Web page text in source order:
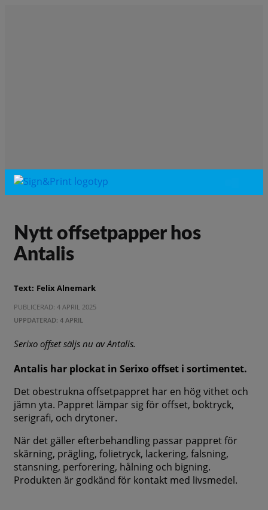
Nytt offsetpapper hos
Antalis
Text: Felix Alnemark
PUBLICERAD: 4 APRIL 2025
UPPDATERAD: 4 APRIL
Serixo offset säljs nu av Antalis.
Antalis har plockat in Serixo offset i sortimentet.
Det obestrukna offsetpappret har en hög vithet och
jämn yta. Pappret lämpar sig för offset, boktryck,
serigrafi, och drytoner.
När det gäller efterbehandling passar pappret för
skärning, prägling, folietryck, lackering, falsning,
stansning, perforering, hålning och bigning.
Produkten är godkänd för kontakt med livsmedel.